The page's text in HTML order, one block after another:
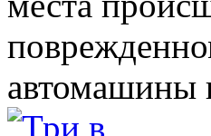
автомашины